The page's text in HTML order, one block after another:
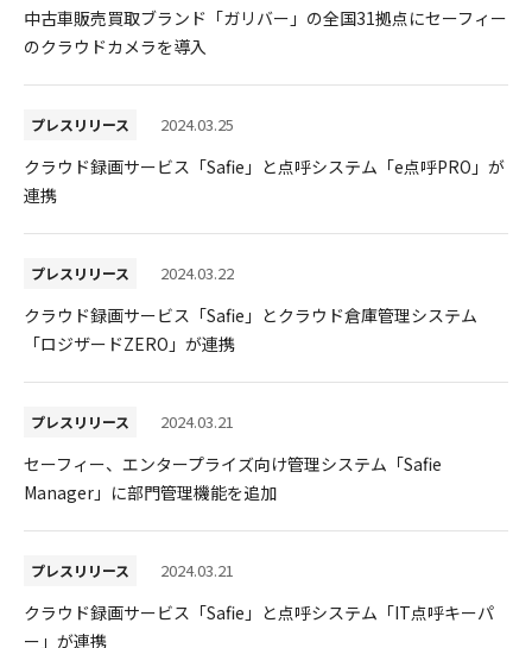
中古車販売買取ブランド「ガリバー」の全国31拠点にセーフィー
のクラウドカメラを導入
プレスリリース 2024.03.25
クラウド録画サービス「Safie」と点呼システム「e点呼PRO」が
連携
プレスリリース 2024.03.22
クラウド録画サービス「Safie」とクラウド倉庫管理システム
「ロジザードZERO」が連携
プレスリリース 2024.03.21
セーフィー、エンタープライズ向け管理システム「Safie
Manager」に部門管理機能を追加
プレスリリース 2024.03.21
クラウド録画サービス「Safie」と点呼システム「IT点呼キーパ
ー」が連携